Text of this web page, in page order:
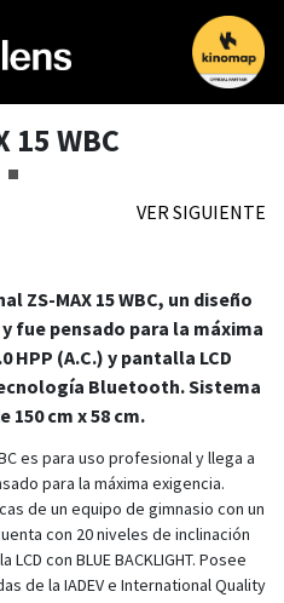
15 WBC
VER SIGUIENTE
ZS-MAX 15 WBC, un diseño
fue pensado para la máxima
HPP (A.C.) y pantalla LCD
Bluetooth. Sistema
150 cm x 58 cm.
es para uso profesional y llega a
para la máxima exigencia.
de un equipo de gimnasio con un
con 20 niveles de inclinación
con BLUE BACKLIGHT. Posee
de la IADEV e International Quality